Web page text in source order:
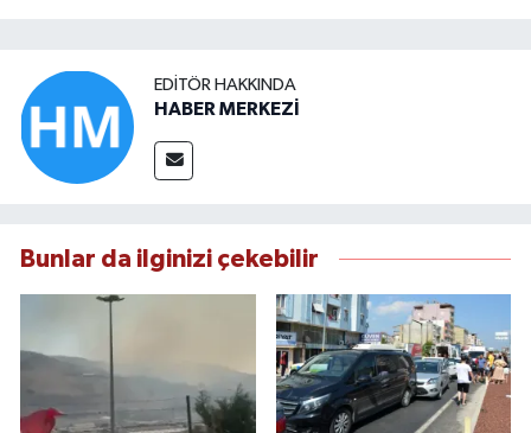
EDITÖR HAKKINDA
HABER MERKEZİ
Bunlar da ilginizi çekebilir